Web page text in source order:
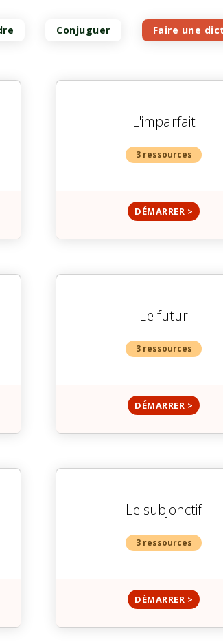
Conjuguer Faire une
L'imparfait
3 ressources
DÉMARRER >
Le futur
3 ressources
DÉMARRER >
Le subjonctif
3 ressources
DÉMARRER >